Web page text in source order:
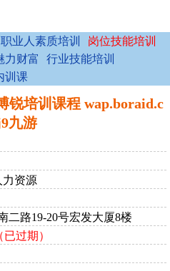
职业人素质培训
岗位技能培训
力财富
行业技能培训
训课
锐培训课程 wap.boraid.c
九游
力资源
二路19-20号宏发大厦8楼
已过期）